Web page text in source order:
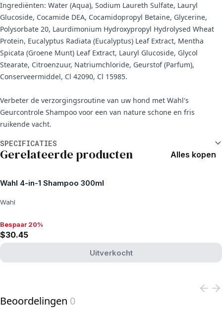
Ingrediënten: Water (Aqua), Sodium Laureth Sulfate, Lauryl
Glucoside, Cocamide DEA, Cocamidopropyl Betaine, Glycerine,
Polysorbate 20, Laurdimonium Hydroxypropyl Hydrolysed Wheat
Protein, Eucalyptus Radiata (Eucalyptus) Leaf Extract, Mentha
Spicata (Groene Munt) Leaf Extract, Lauryl Glucoside, Glycol
Stearate, Citroenzuur, Natriumchloride, Geurstof (Parfum),
Conserveermiddel, Cl 42090, Cl 15985.
Verbeter de verzorgingsroutine van uw hond met Wahl's
Geurcontrole Shampoo voor een van nature schone en fris
ruikende vacht.
SPECIFICATIES
Gerelateerde producten Alles kopen
Wahl 4-in-1 Shampoo 300ml
Wahl
Bespaar 20%, $30.45
Bespaar 20%
$30.45
Uitverkocht
Beoordelingen 0